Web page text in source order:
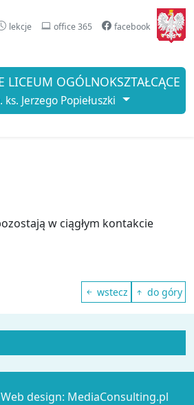
lekcje office 365 facebook
LICEUM OGÓLNOKSZTAŁCĄCE
ks. Jerzego Popiełuszki
w ciągłym kontakcie
wstecz do góry
Web design: MediaConsulting.pl